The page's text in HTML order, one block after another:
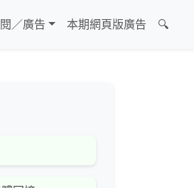
／廣告 本期網頁版廣告 🔍